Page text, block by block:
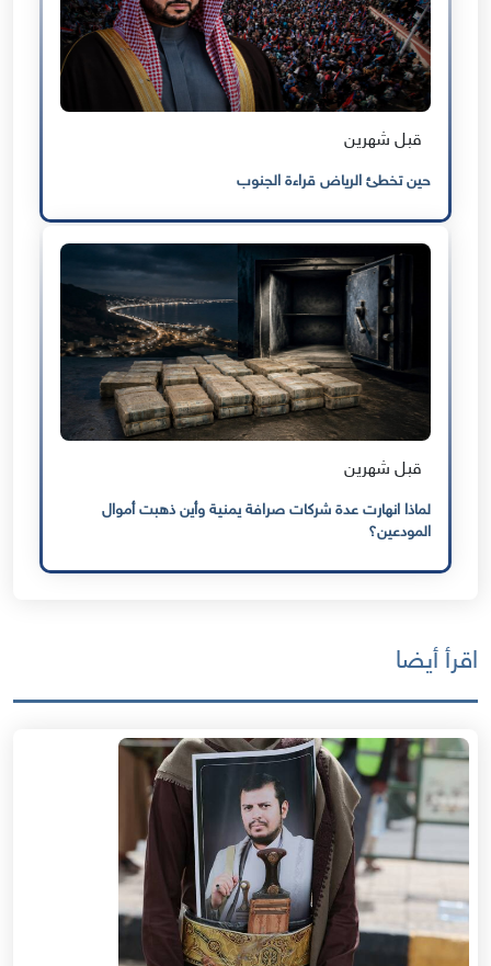
قبل شهرين
حين تخطئ الرياض قراءة الجنوب
قبل شهرين
لماذا انهارت عدة شركات صرافة يمنية وأين ذهبت أموال
المودعين؟
اقرأ أيضا